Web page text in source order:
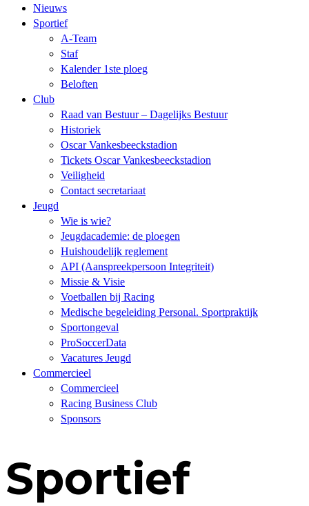
Nieuws
Sportief
A-Team
Staf
Kalender 1ste ploeg
Beloften
Club
Raad van Bestuur – Dagelijks Bestuur
Historiek
Oscar Vankesbeeckstadion
Tickets Oscar Vankesbeeckstadion
Veiligheid
Contact secretariaat
Jeugd
Wie is wie?
Jeugdacademie: de ploegen
Huishoudelijk reglement
API (Aanspreekpersoon Integriteit)
Missie & Visie
Voetballen bij Racing
Medische begeleiding Personal. Sportpraktijk
Sportongeval
ProSoccerData
Vacatures Jeugd
Commercieel
Commercieel
Racing Business Club
Sponsors
Sportief